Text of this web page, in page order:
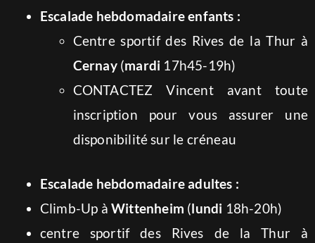
Escalade hebdomadaire enfants :
Centre sportif des Rives de la Thur à
Cernay(mardi 17h45-19h)
CONTACTEZ Vincent avant toute
inscription pour vous assurer une
disponibilité sur le créneau
Escalade hebdomadaire adultes :
Climb-Up à Wittenheim (lundi 18h-20h)
centre sportif des Rives de la Thur à